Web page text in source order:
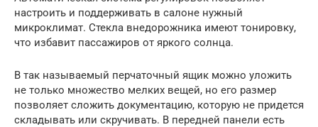
настроить и поддерживать в салоне нужный
микроклимат. Стекла внедорожника имеют тонировку,
что избавит пассажиров от яркого солнца.
В так называемый перчаточный ящик можно уложить
не только множество мелких вещей, но его размер
позволяет сложить документацию, которую не придется
складывать или скручивать. В передней панели есть